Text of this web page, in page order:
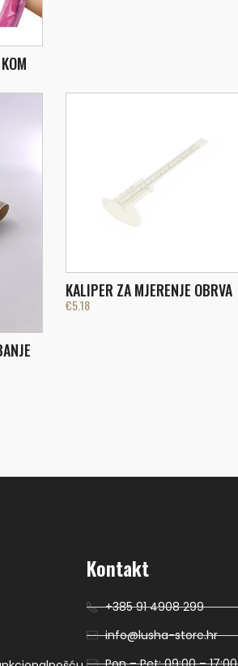
KALIPER ZA MJERENJE OBRVA
€5.18
Kontakt
+385 91 4908 299
info@lusha-store.hr